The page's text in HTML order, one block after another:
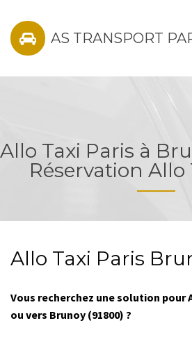
AS TRANSPORT
Allo Taxi Paris à
Réservation Allo
Allo Taxi Paris
Vous recherchez une solution pour
ou vers Brunoy (91800) ?